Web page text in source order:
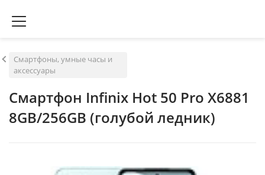
Смартфоны, умные часы и
аксессуары
Смартфон Infinix Hot 50 Pro X6881
8GB/256GB (голубой ледник)